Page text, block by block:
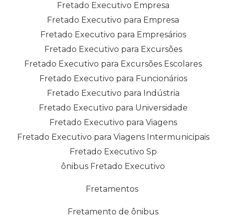
Fretado Executivo Empresa
Fretado Executivo para Empresa
Fretado Executivo para Empresários
Fretado Executivo para Excursões
Fretado Executivo para Excursões Escolares
Fretado Executivo para Funcionários
Fretado Executivo para Indústria
Fretado Executivo para Universidade
Fretado Executivo para Viagens
Fretado Executivo para Viagens Intermunicipais
Fretado Executivo Sp
ônibus Fretado Executivo
Fretamentos
Fretamento de ônibus